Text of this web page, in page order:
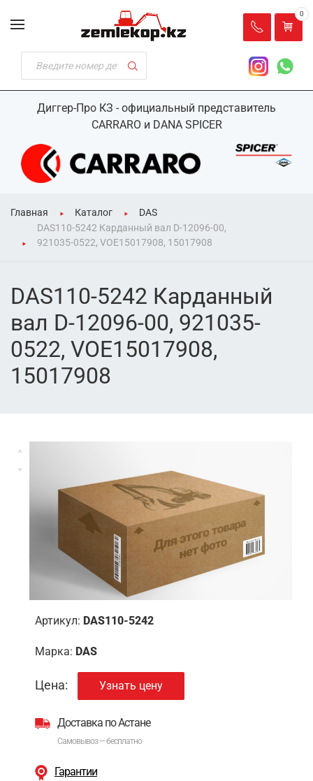
Диггер-Про КЗ - официальный представитель
CARRARO и DANA SPICER
0
Главная Каталог
DAS
DAS110-5242 Карданный вал D-12096-00,
921035-0522, VOE15017908, 15017908
DAS110-5242 Карданный
вал D-12096-00, 921035-
0522, VOE15017908,
15017908
Артикул: DAS110-5242
Марка: DAS
Цена: Узнать цену
Доставка по Астане
Самовывоз — бесплатно
Гарантии